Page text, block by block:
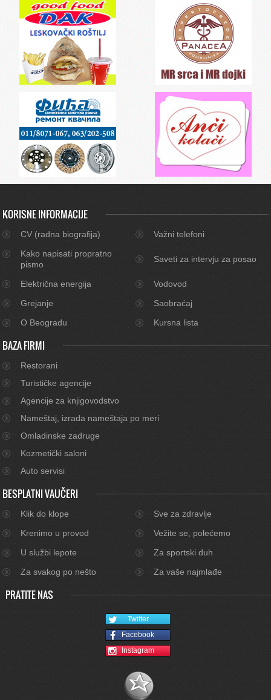
KORISNE INFORMACIJE
CV (radna biografija)
Važni telefoni
Kako napisati propratno
pismo
Saveti za intervju za posao
Električna energija
Vodovod
Grejanje
Saobraćaj
O Beogradu
Kursna lista
BAZA FIRMI
Restorani
Turističke agencije
Agencije za knjigovodstvo
Nameštaj, izrada nameštaja po meri
Omladinske zadruge
Kozmetički saloni
Auto servisi
BESPLATNI VAUČERI
Klik do klope
Sve za zdravlje
Krenimo u provod
Vežite se, polećemo
U službi lepote
Za sportski duh
Za svakog po nešto
Za vaše najmlađe
PRATITE NAS
Twitter
Facebook
Instagram